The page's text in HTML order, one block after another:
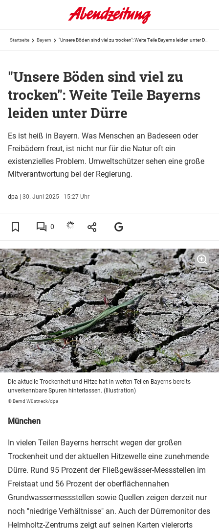
Startseite Bayern
"Unsere Böden sind viel zu
trocken": Weite Teile Bayerns
leiden unter Dürre
Es ist heiß in Bayern. Was Menschen an Badeseen oder
Freibädern freut, ist nicht nur für die Natur oft ein
existenzielles Problem. Umweltschützer sehen eine große
Mitverantwortung bei der Regierung.
dpa | 30. Juni 2025 - 15:27 Uhr
0
Die aktuelle Trockenheit und Hitze hat in weiten Teilen Bayerns bereits
unverkennbare Spuren hinterlassen. (Illustration)
© Bernd Wüstneck/dpa
München
In vielen Teilen Bayerns herrscht wegen der großen
Trockenheit und der aktuellen Hitzewelle eine zunehmende
Dürre. Rund 95 Prozent der Fließgewässer-Messstellen im
Freistaat und 56 Prozent der oberflächennahen
Grundwassermessstellen sowie Quellen zeigen derzeit nur
noch "niedrige Verhältnisse" an. Auch der Dürremonitor des
Helmholtz-Zentrums zeigt auf seinen Karten vielerorts